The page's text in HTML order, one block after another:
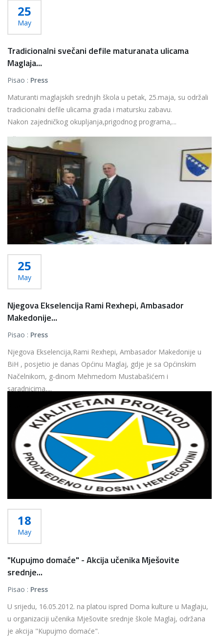
25
May
Tradicionalni svečani defile maturanata ulicama
Maglaja...
Pisao : Press
Maturanti maglajskih srednjih škola u petak, 25.maja, su održali
tradicionalni defile ulicama grada i matursku zabavu.
Nakon zajedničkog okupljanja,prigodnog programa,...
Više...
25
May
Njegova Ekselencija Rami Rexhepi, Ambasador
Makedonije...
Pisao : Press
Njegova Ekselencija,Rami Rexhepi, Ambasador Makedonije u
BiH , posjetio je danas Općinu Maglaj, gdje je sa Općinskim
Načelnikom, g-dinom Mehmedom Mustabašićem i
saradnicima,...
18
May
"Kupujmo domaće" - Akcija učenika Mješovite
srednje...
Pisao : Press
U srijedu, 16.05.2012. na platou ispred Doma kulture u Maglaju,
u organizaciji učenika Mješovite srednje škole Maglaj, održana
je akcija "Kupujmo domaće".